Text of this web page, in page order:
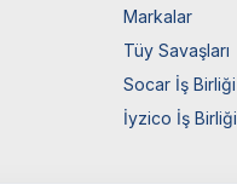
Markalar
Tüy Savaşları
Socar İş Birliği
İyzico İş Birliği